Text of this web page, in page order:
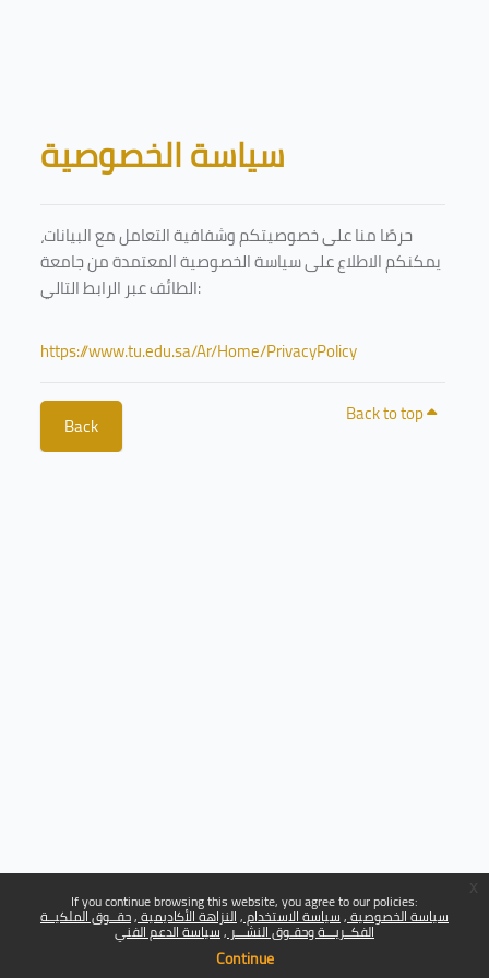
If you continue browsing this website, you agree to our policies:
سياسة الخصوصية سياسة الاستخدام النزاهة الأكاديمية حقــوق الملكيــة
الفكــريـــة وحقـوق النشـــر سياسة الدعم الفني
Continue
Blocks
سياسة الخصوصية
حرصًا منا على خصوصيتكم وشفافية التعامل مع البيانات،
يمكنكم الاطلاع على سياسة الخصوصية المعتمدة من جامعة
الطائف عبر الرابط التالي:
https://www.tu.edu.sa/Ar/Home/PrivacyPolicy
Back Back to top